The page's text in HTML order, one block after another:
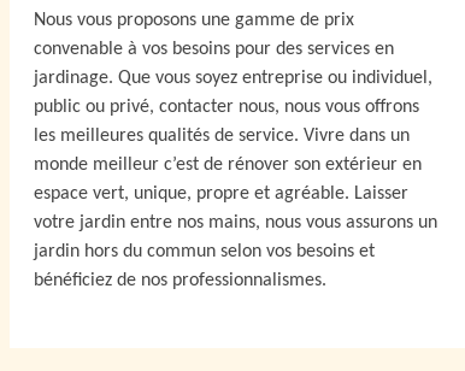
Nous vous proposons une gamme de prix
convenable à vos besoins pour des services en
jardinage. Que vous soyez entreprise ou individuel,
public ou privé, contacter nous, nous vous offrons
les meilleures qualités de service. Vivre dans un
monde meilleur c’est de rénover son extérieur en
espace vert, unique, propre et agréable. Laisser
votre jardin entre nos mains, nous vous assurons un
jardin hors du commun selon vos besoins et
bénéficiez de nos professionnalismes.